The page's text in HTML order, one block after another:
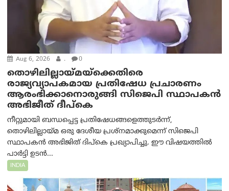
Aug 6, 2026 . 0
തൊഴിലില്ലായ്മയ്ക്കെതിരെ
രാജ്യവ്യാപകമായ പ്രതിഷേധ പ്രചാരണം
ആരംഭിക്കാനൊരുങ്ങി സിജെപി സ്ഥാപകന്‍
അഭിജീത് ദീപ്കെ
നീറ്റുമായി ബന്ധപ്പെട്ട പ്രതിഷേധങ്ങളെത്തുടർന്ന്,
തൊഴിലില്ലായ്മ ഒരു ദേശീയ പ്രശ്നമാക്കുമെന്ന് സിജെപി
സ്ഥാപകൻ അഭിജിത് ദിപ്കെ പ്രഖ്യാപിച്ചു. ഈ വിഷയത്തിൽ
പാർട്ടി ഉടൻ...
INDIA